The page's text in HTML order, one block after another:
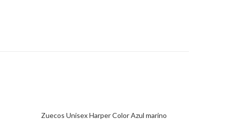
Zuecos Unisex Harper Color Azul marino